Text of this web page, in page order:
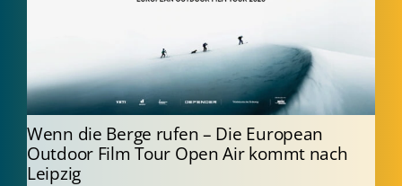
Wenn die Berge rufen – Die European
Outdoor Film Tour Open Air kommt nach
Leipzig